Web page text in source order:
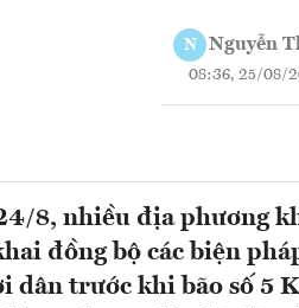
N Nguyễn
08:36, 25/08/
8, nhiều địa phương
đồng bộ các biện
dân trước khi bão số 5